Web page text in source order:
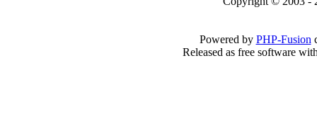
Powered by PHP-Fusion
Released as free software